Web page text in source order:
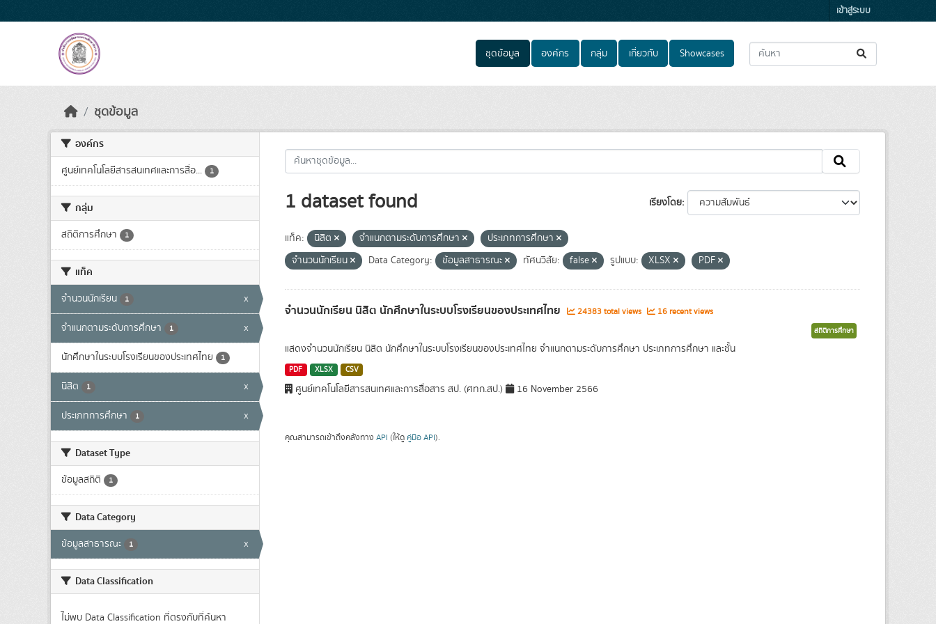
เข้าสู่ระบบ
ชุดข้อมูล องค์กร กลุ่ม เกี่ยวกับ Showcases
ชุดข้อมูล
องค์กร
ศูนย์เทคโนโลยีสารสนเทศและการสื่อ... 1
กลุ่ม
สถิติการศึกษา 1
แท็ค
จำนวนนักเรียน 1 x
จำแนกตามระดับการศึกษา 1 x
นักศึกษาในระบบโรงเรียนของประเทศไทย 1
นิสิต 1 x
ประเภทการศึกษา 1 x
Dataset Type
ข้อมูลสถิติ 1
Data Category
ข้อมูลสาธารณะ 1 x
Data Classification
ไม่พบ Data Classification ที่ตรงกับที่ค้นหา
เรียงโดย
1 dataset found
แท็ค: นิสิต จำแนกตามระดับการศึกษา
ประเภทการศึกษา
จำนวนนักเรียน
Data Category: ข้อมูลสาธารณะ ทัศนวิสัย: false รูปแบบ: XLSX PDF
จำนวนนักเรียน นิสิต นักศึกษาในระบบโรงเรียนของประเทศไทย 24383 total views 16 recent views
สถิติการศึกษา
แสดงจำนวนนักเรียน นิสิต นักศึกษาในระบบโรงเรียนของประเทศไทย จำแนกตามระดับการศึกษา ประเภทการศึกษา และชั้น
PDF XLSX CSV
ศูนย์เทคโนโลยีสารสนเทศและการสื่อสาร สป. (ศทก.สป.) 16 November 2566
คุณสามารถเข้าถึงคลังทาง API (ให้ดู คู่มือ API).